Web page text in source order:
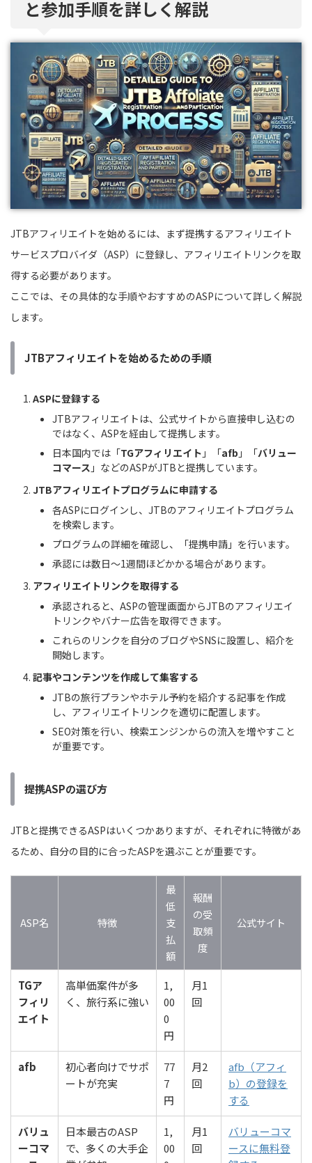
と参加手順を詳しく解説
JTBアフィリエイトを始めるには、まず提携するアフィリエイト
サービスプロバイダ（ASP）に登録し、アフィリエイトリンクを取
得する必要があります。
ここでは、その具体的な手順やおすすめのASPについて詳しく解説
します。
JTBアフィリエイトを始めるための手順
ASPに登録する
JTBアフィリエイトは、公式サイトから直接申し込むの
ではなく、ASPを経由して提携します。
日本国内では「TGアフィリエイト 」「afb 」「バリュー
コマース 」などのASPがJTBと提携しています。
JTBアフィリエイトプログラムに申請する
各ASPにログインし、JTBのアフィリエイトプログラム
を検索します。
プログラムの詳細を確認し、「提携申請」を行います。
承認には数日〜1週間ほどかかる場合があります。
アフィリエイトリンクを取得する
承認されると、ASPの管理画面からJTBのアフィリエイ
トリンクやバナー広告を取得できます。
これらのリンクを自分のブログやSNSに設置し、紹介を
開始します。
記事やコンテンツを作成して集客する
JTBの旅行プランやホテル予約を紹介する記事を作成
し、アフィリエイトリンクを適切に配置します。
SEO対策を行い、検索エンジンからの流入を増やすこと
が重要です。
提携ASPの選び方
JTBと提携できるASPはいくつかありますが、それぞれに特徴があ
るため、自分の目的に合ったASPを選ぶことが重要です。
ASP名 特徴
最
低
支
払
額
報酬
の受
取頻
度
公式サイト
TGア
フィリ
エイト
高単価案件が多
く、旅行系に強い
1,
00
0
円
月1
回
afb
初心者向けでサポ
ートが充実
77
7
円
月2
回
afb（アフィ
b）の登録を
する
バリュ
ーコマ
日本最古のASP
で、多くの大手企
1,
00
月1
回
バリューコマ
ースに無料登